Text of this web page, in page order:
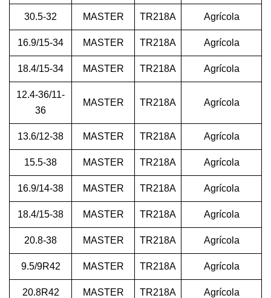
30.5-32 MASTER TR218A Agrícola
16.9/15-34 MASTER TR218A Agrícola
18.4/15-34 MASTER TR218A Agrícola
12.4-36/11-
36
MASTER TR218A Agrícola
13.6/12-38 MASTER TR218A Agrícola
15.5-38 MASTER TR218A Agrícola
16.9/14-38 MASTER TR218A Agrícola
18.4/15-38 MASTER TR218A Agrícola
20.8-38 MASTER TR218A Agrícola
9.5/9R42 MASTER TR218A Agrícola
20.8R42 MASTER TR218A Agrícola